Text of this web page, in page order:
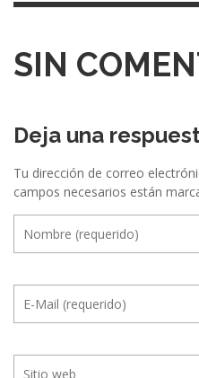
SIN
Deja una
Tu dirección de correo
campos necesarios están